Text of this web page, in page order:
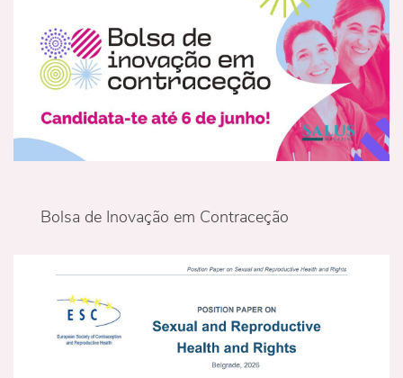
Bolsa de Inovação em Contraceção